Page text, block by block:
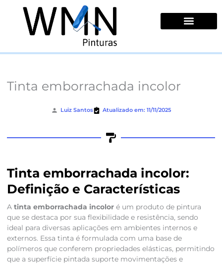
conteúdo
Tinta emborrachada incolor
Luiz Santos Atualizado em: 11/11/2025
Tinta emborrachada incolor:
Definição e Características
A tinta emborrachada incoloré um produto de pintura
que se destaca por sua flexibilidade e resistência, sendo
ideal para diversas aplicações em ambientes internos e
externos. Essa tinta é formulada com uma base de
polímeros que conferem propriedades elásticas, permitindo
que a superfície pintada suporte movimentações e